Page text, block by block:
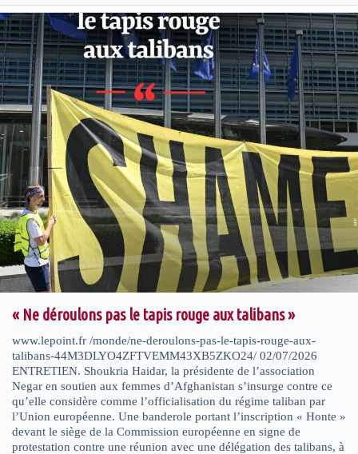
« Ne déroulons pas le tapis rouge aux talibans »
www.lepoint.fr /monde/ne-deroulons-pas-le-tapis-rouge-aux-
talibans-44M3DLYO4ZFTVEMM43XB5ZKO24/ 02/07/2026
ENTRETIEN. Shoukria Haidar, la présidente de l’association
Negar en soutien aux femmes d’Afghanistan s’insurge contre ce
qu’elle considère comme l’officialisation du régime taliban par
l’Union européenne. Une banderole portant l’inscription « Honte »
devant le siège de la Commission européenne en signe de
protestation contre une réunion avec une délégation des talibans, à